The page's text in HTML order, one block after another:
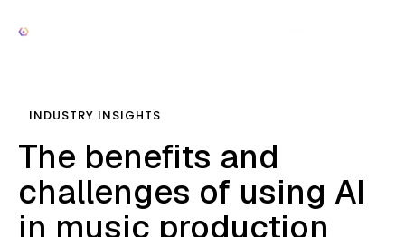
INDUSTRY INSIGHTS
The benefits and
challenges of using AI
in music production